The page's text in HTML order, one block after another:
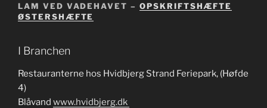
LAM VED VADEHAVET – OPSKRIFTSHÆFTE
ØSTERSHÆFTE
I Branchen
Restauranterne hos Hvidbjerg Strand Feriepark, (Høfde
4)
Blåvand www.hvidbjerg.dk